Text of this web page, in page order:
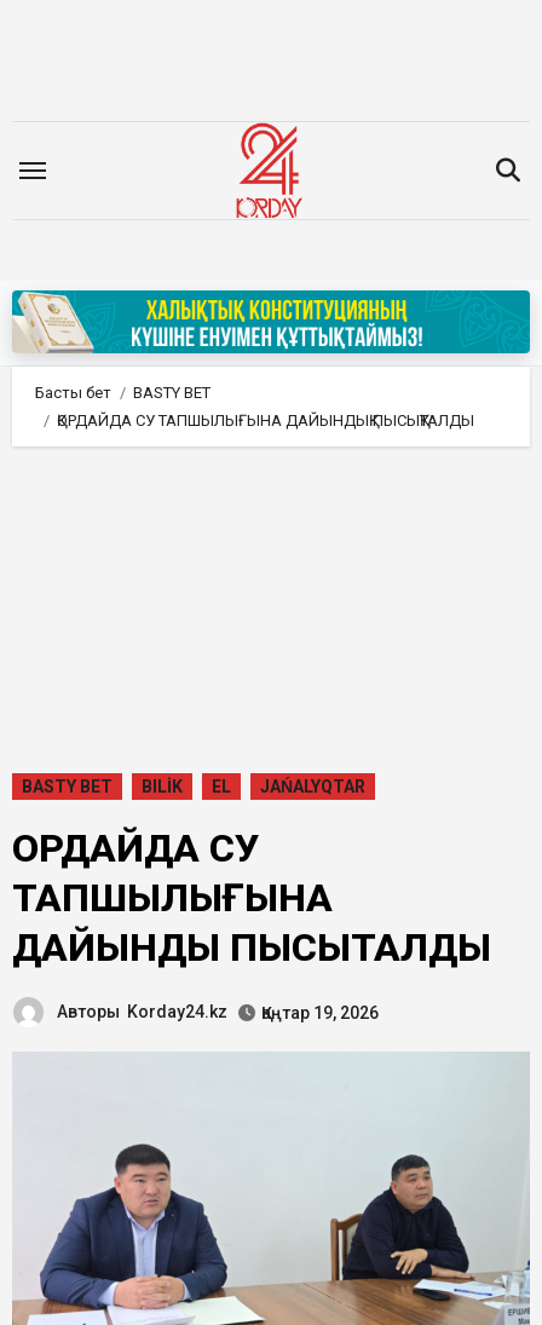
Басты бет
BASTY BET
ҚОРДАЙДА СУ ТАПШЫЛЫҒЫНА ДАЙЫНДЫҚ ПЫСЫҚТАЛДЫ
BASTY BET BILİK EL JAŃALYQTAR
ҚОРДАЙДА СУ
ТАПШЫЛЫҒЫНА
ДАЙЫНДЫҚ ПЫСЫҚТАЛДЫ
Авторы Korday24.kz Қаңтар 19, 2026